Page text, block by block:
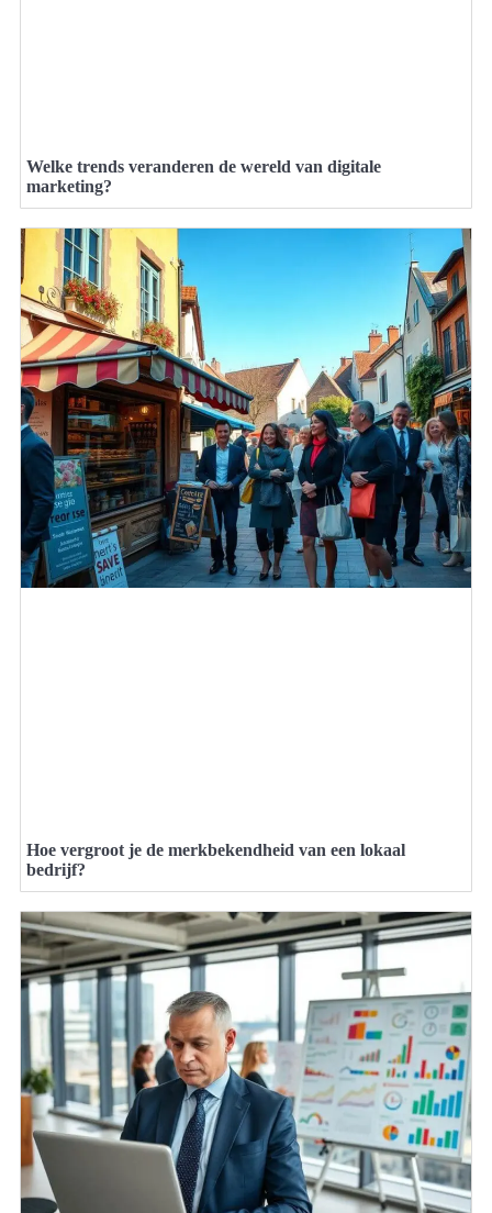
Welke trends veranderen de wereld van digitale
marketing?
Hoe vergroot je de merkbekendheid van een lokaal
bedrijf?